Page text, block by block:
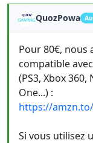
QuozPowa
Pour 80€, nous
compatible
(PS3, Xbox
One...) :
https://
Si vous utilisez